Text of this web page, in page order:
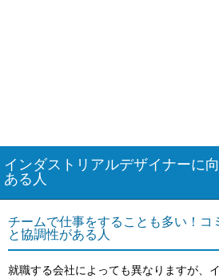
インダストリアルデザイナーに
ある人
チームで仕事をすることも多い！コ
と協調性がある人
就職する会社によっても異なりますが、